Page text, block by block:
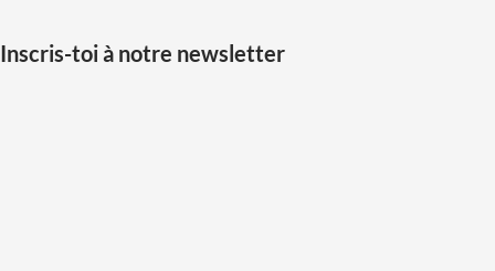
Inscris-toi à notre newsletter